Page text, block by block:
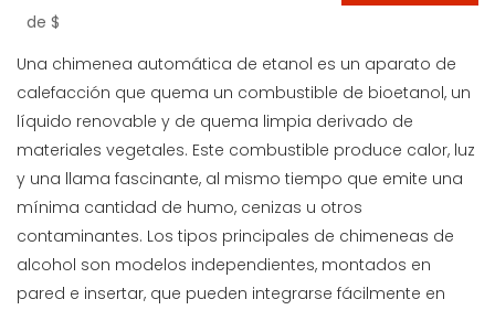
de $
Una chimenea automática de etanol es un aparato de
calefacción que quema un combustible de bioetanol, un
líquido renovable y de quema limpia derivado de
materiales vegetales. Este combustible produce calor, luz
y una llama fascinante, al mismo tiempo que emite una
mínima cantidad de humo, cenizas u otros
contaminantes. Los tipos principales de chimeneas de
alcohol son modelos independientes, montados en
pared e insertar, que pueden integrarse fácilmente en